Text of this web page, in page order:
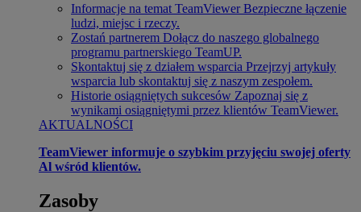
Informacje na temat TeamViewer Bezpieczne łączenie
ludzi, miejsc i rzeczy.
Zostań partnerem Dołącz do naszego globalnego
programu partnerskiego TeamUP.
Skontaktuj się z działem wsparcia Przejrzyj artykuły
wsparcia lub skontaktuj się z naszym zespołem.
Historie osiągniętych sukcesów Zapoznaj się z
wynikami osiągniętymi przez klientów TeamViewer.
AKTUALNOŚCI
TeamViewer informuje o szybkim przyjęciu swojej oferty
Al wśród klientów.
Zasoby